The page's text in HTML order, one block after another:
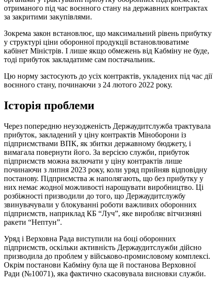
отриманого під час воєнного стану на державних контрактах
за закритими закупівлями.
Зокрема закон встановлює, що максимальний рівень прибутку
у структурі ціни оборонної продукції встановлюватиме
кабінет Міністрів. І лише якщо обмежень від Кабміну не буде,
тоді прибуток закладатиме сам постачальник.
Цю норму застосують до усіх контрактів, укладених під час дії
воєнного стану, починаючи з 24 лютого 2022 року.
Історія проблеми
Через попередню неузодженість Держаудитслужба трактувала
прибуток, закладений у ціну контрактів Міноборони із
підприємствами ВПК, як збитки державному бюджету, і
вимагала повернути його. За версією служби, прибуток
підприємств можна включати у ціну контрактів лише
починаючи з липня 2023 року, коли уряд прийняв відповідну
постанову. Підприємства ж наполягають, що без прибутку у
них немає жодної можливості нарощувати виробництво. Ці
розбіжності призводили до того, що Держаудитслужбу
звинувачували у блокуванні роботи важливих оборонних
підприємств, наприклад КБ “Луч”, яке виробляє вітчизняні
ракети “Нептун”.
Уряд і Верховна Рада виступили на боці оборонних
підприємств, оскільки активність Держаудитслужби дійсно
призводила до проблем у військово-промисловому комплексі.
Окрім постанови Кабміну була ще й постанова Верховної
Ради (№10071), яка фактично скасовувала висновки служби.